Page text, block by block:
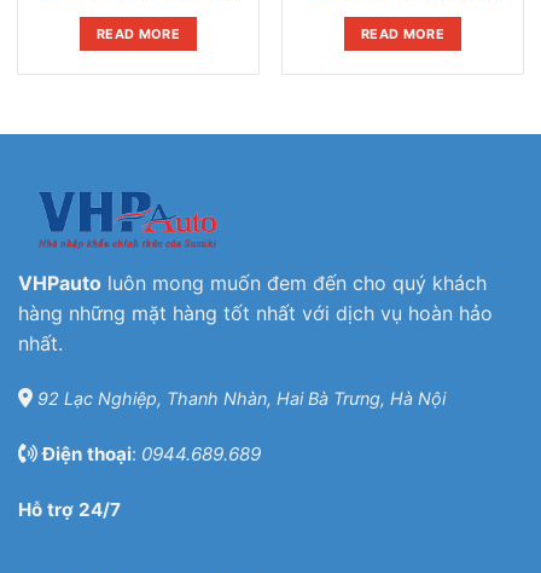
READ MORE READ MORE
VHPauto luôn mong muốn đem đến cho quý khách
hàng những mặt hàng tốt nhất với dịch vụ hoàn hảo
nhất.
92 Lạc Nghiệp, Thanh Nhàn, Hai Bà Trưng, Hà Nội
Điện thoại: 0944.689.689
Hỗ trợ 24/7